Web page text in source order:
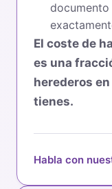
El coste de
es una
herederos
tienes.
Habla con